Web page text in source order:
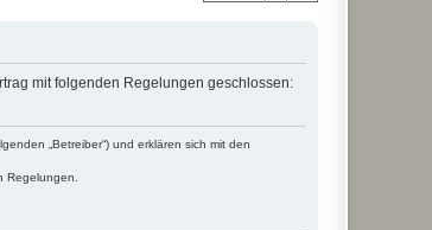
mit folgenden Regelungen geschlossen:
„Betreiber“) und erklären sich mit den
Regelungen.